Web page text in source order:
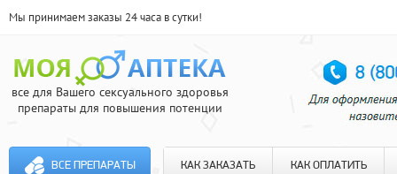
Мы принимаем заказы 24 часа в сутки!
все для Вашего сексуального здоровья
препараты для повышения потенции
ВСЕ ПРЕПАРАТЫ КАК ЗАКАЗАТЬ КАК ОПЛАТИТЬ